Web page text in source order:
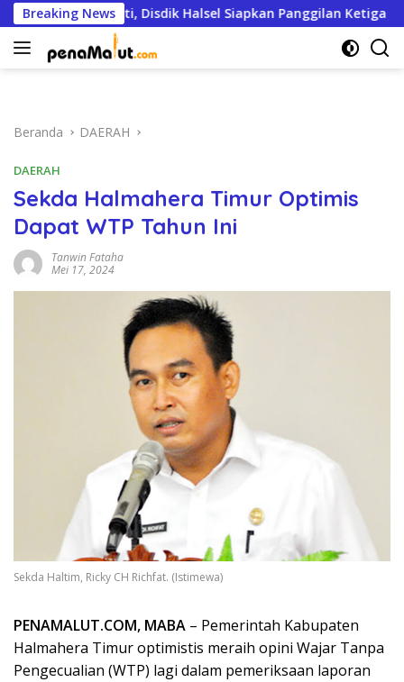
Langsung
ke
konten
Breaking News
hingga Bupati, Disdik Halsel Siapkan Panggilan Ketiga
Beranda DAERAH
DAERAH
Sekda Halmahera Timur Optimis
Dapat WTP Tahun Ini
Tanwin Fataha
Mei 17, 2024
Sekda Haltim, Ricky CH Richfat. (Istimewa)
PENAMALUT.COM, MABA – Pemerintah Kabupaten
Halmahera Timur optimistis meraih opini Wajar Tanpa
Pengecualian (WTP) lagi dalam pemeriksaan laporan